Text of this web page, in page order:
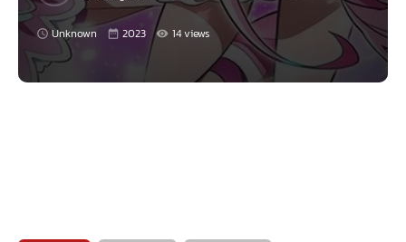
เพียงเหล่าพริตตี้เคียวเท่านั้นที่อยู่ในโลกนี้ใน…? พวกเธอต้องหาทางกลับไปที่โลก
ของตัวเองให้ได้ และเบาะแสเดียวคือปราสาทที่อยู่ห่างไกลออกไป!. การเดินทาง
ของพวกเธอได้เริ่มต้นขึ้นแล้ว!. ออกไปผจญภัยครั้งยิ่งใหญ่ที่ปราสาทกันเถอะ!
Unknown 2023 14 views